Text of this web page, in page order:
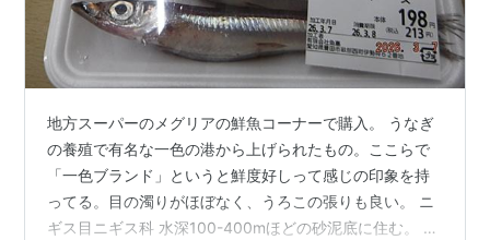
地方スーパーのメグリアの鮮魚コーナーで購入。 うなぎ
の養殖で有名な一色の港から上げられたもの。ここらで
「一色ブランド」というと鮮度好しって感じの印象を持
ってる。目の濁りがほぼなく、うろこの張りも良い。 ニ
ギス目ニギス科 水深100-400mほどの砂泥底に住む。 浅